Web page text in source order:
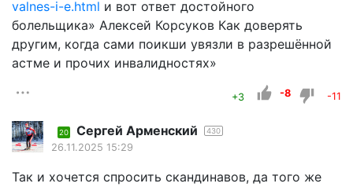
valnes-i-e.html и вот ответ достойного
болельщика» Алексей Корсуков Как доверять
другим, когда сами поикши увязли в разрешённой
астме и прочих инвалидностях»
+3 -8 -11
20 Сергей Арменский 430
26.11.2025 15:29
Так и хочется спросить скандинавов, да того же